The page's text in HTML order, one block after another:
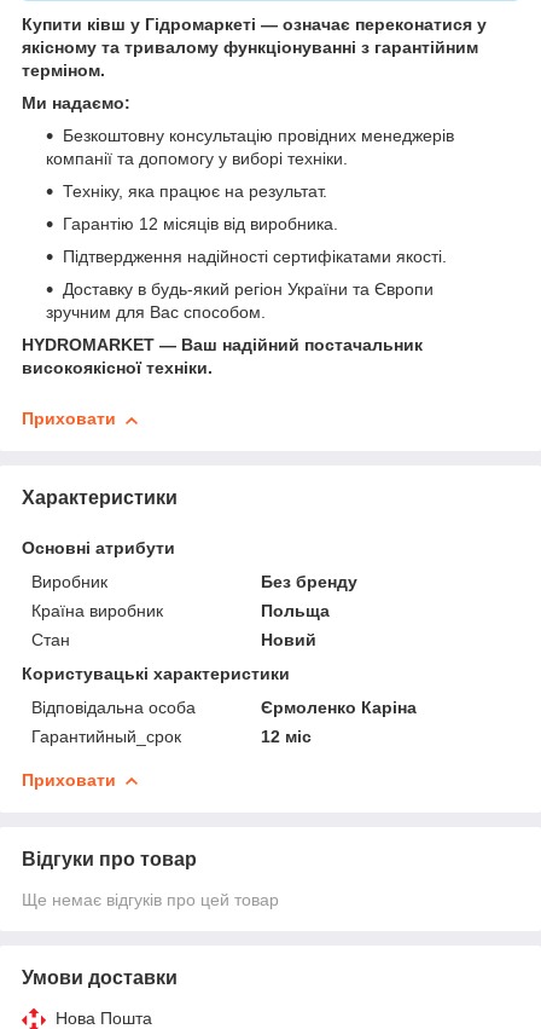
Купити ківш у Гідромаркеті — означає переконатися у
якісному та тривалому функціонуванні з гарантійним
терміном.
Ми надаємо:
Безкоштовну консультацію провідних менеджерів
компанії та допомогу у виборі техніки.
Техніку, яка працює на результат.
Гарантію 12 місяців від виробника.
Підтвердження надійності сертифікатами якості.
Доставку в будь-який регіон України та Європи
зручним для Вас способом.
HYDROMARKET — Ваш надійний постачальник
високоякісної техніки.
Приховати
Характеристики
Основні атрибути
Виробник
Без бренду
Країна виробник
Польща
Стан
Новий
Користувацькі характеристики
Відповідальна особа
Єрмоленко Каріна
Гарантийный_срок
12 міс
Приховати
Відгуки про товар
Ще немає відгуків про цей товар
Умови доставки
Нова Пошта